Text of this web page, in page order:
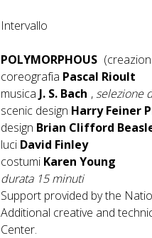
Intervallo
POLYMORPHOUS
coreografia Pascal Rioult
musica J. S. Bach , selezione
scenic design Harry Feiner
design Brian Clifford
luci David Finley
costumi Karen Young
durata 15 minuti
Support provided by the
Additional creative and
Center.